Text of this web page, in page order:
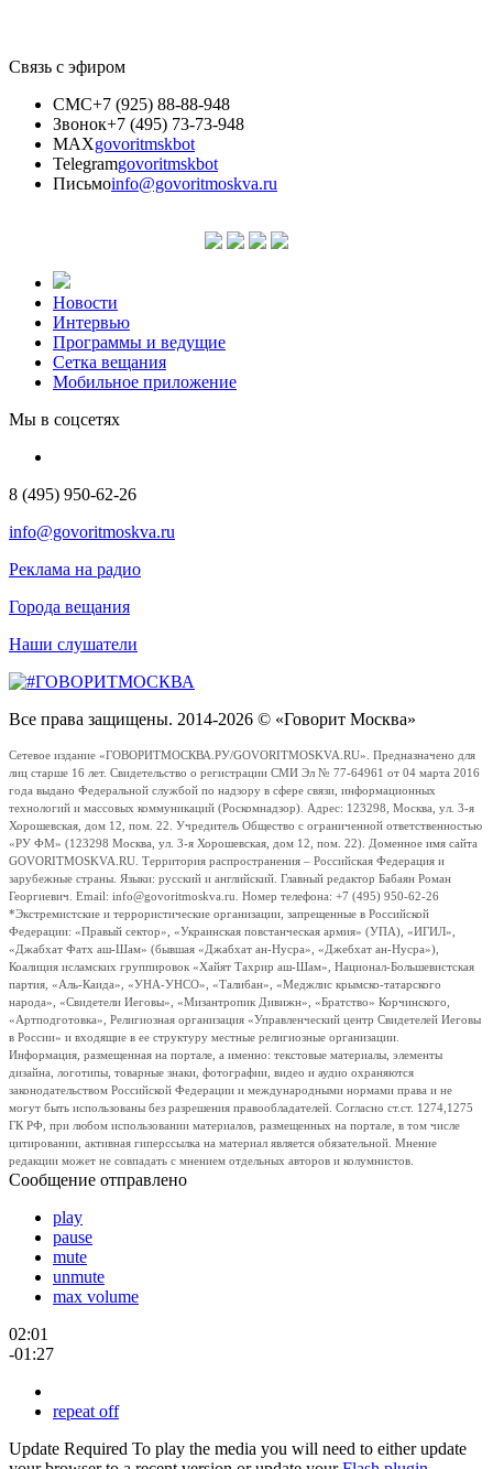
Связь с эфиром
СМС+7 (925) 88-88-948
Звонок+7 (495) 73-73-948
MAXgovoritmskbot
Telegramgovoritmskbot
Письмоinfo@govoritmoskva.ru
Новости
Интервью
Программы и ведущие
Сетка вещания
Мобильное приложение
Мы в соцсетях
8 (495) 950-62-26
info@govoritmoskva.ru
Реклама на радио
Города вещания
Наши слушатели
Все права защищены. 2014-2026 © «Говорит Москва»
Сетевое издание «ГОВОРИТМОСКВА.РУ/GOVORITMOSKVA.RU». Предназначено для
лиц старше 16 лет. Свидетельство о регистрации СМИ Эл № 77-64961 от 04 марта 2016
года выдано Федеральной службой по надзору в сфере связи, информационных
технологий и массовых коммуникаций (Роскомнадзор). Адрес: 123298, Москва, ул. 3-я
Хорошевская, дом 12, пом. 22. Учредитель Общество с ограниченной ответственностью
«РУ ФМ» (123298 Москва, ул. 3-я Хорошевская, дом 12, пом. 22). Доменное имя сайта
GOVORITMOSKVA.RU. Территория распространения – Российская Федерация и
зарубежные страны. Языки: русский и английский. Главный редактор Бабаян Роман
Георгиевич. Email: info@govoritmoskva.ru. Номер телефона: +7 (495) 950-62-26
*Экстремистские и террористические организации, запрещенные в Российской
Федерации: «Правый сектор», «Украинская повстанческая армия» (УПА), «ИГИЛ»,
«Джабхат Фатх аш-Шам» (бывшая «Джабхат ан-Нусра», «Джебхат ан-Нусра»),
Коалиция исламских группировок «Хайят Тахрир аш-Шам», Национал-Большевистская
партия, «Аль-Каида», «УНА-УНСО», «Талибан», «Меджлис крымско-татарского
народа», «Свидетели Иеговы», «Мизантропик Дивижн», «Братство» Корчинского,
«Артподготовка», Религиозная организация «Управленческий центр Свидетелей Иеговы
в России» и входящие в ее структуру местные религиозные организации.
Информация, размещенная на портале, а именно: текстовые материалы, элементы
дизайна, логотипы, товарные знаки, фотографии, видео и аудио охраняются
законодательством Российской Федерации и международными нормами права и не
могут быть использованы без разрешения правообладателей. Согласно ст.ст. 1274,1275
ГК РФ, при любом использовании материалов, размещенных на портале, в том числе
цитировании, активная гиперссылка на материал является обязательной. Мнение
редакции может не совпадать с мнением отдельных авторов и колумнистов.
Сообщение отправлено
play
pause
mute
unmute
max volume
02:01
-01:27
repeat off
Update Required To play the media you will need to either update